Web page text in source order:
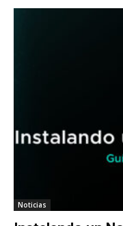
Noticias